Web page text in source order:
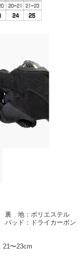
地：ポリエステル
ド：ドライカーボン
〜23cm